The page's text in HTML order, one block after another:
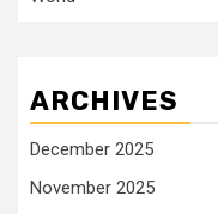
ARCHIVES
December 2025
November 2025